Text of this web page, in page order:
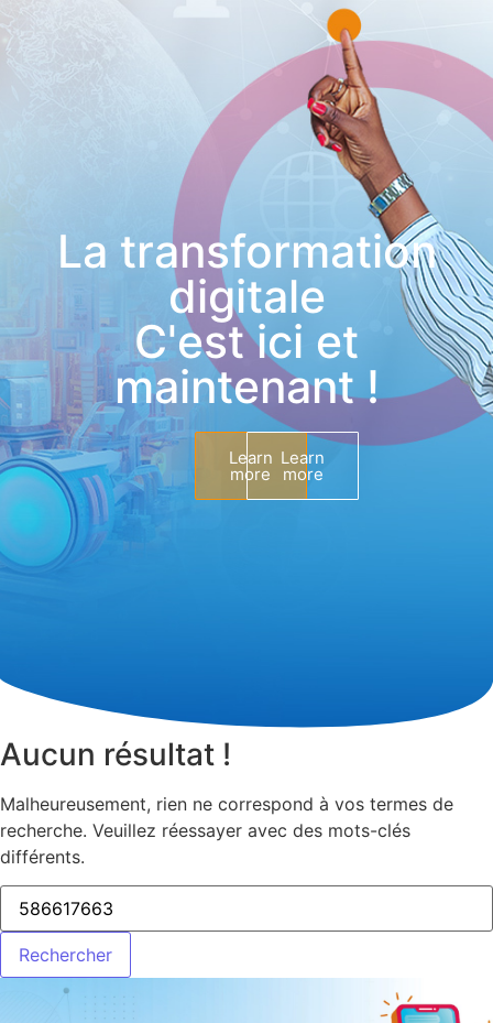
La transformation
digitale
C'est ici et
maintenant !
Learn
more
Learn
more
Aucun résultat !
Malheureusement, rien ne correspond à vos termes de
recherche. Veuillez réessayer avec des mots-clés
différents.